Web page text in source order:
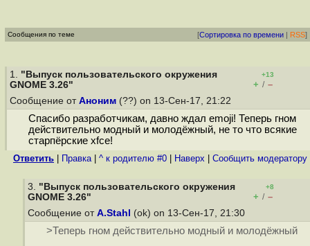
Сообщения по теме [Сортировка по времени | RSS]
1. "Выпуск пользовательского окружения
GNOME 3.26"
+13
+ / –
Сообщение от Аноним (??) on 13-Сен-17, 21:22
Спасибо разработчикам, давно ждал emoji! Теперь гном
действительно модный и молодёжный, не то что всякие
старпёрские xfce!
Ответить Правка| ^ к родителю #0 Наверх Cообщить модератору
3. "Выпуск пользовательского окружения
GNOME 3.26"
+8
+ / –
Сообщение от A.Stahl (ok) on 13-Сен-17, 21:30
>Теперь гном действительно модный и молодёжный